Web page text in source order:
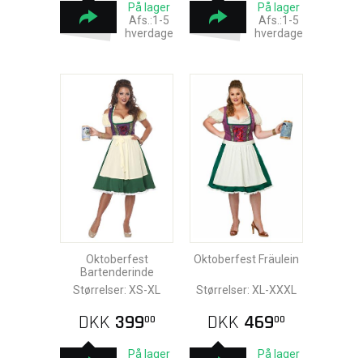
På lager
Afs.:1-5
hverdage
På lager
Afs.:1-5
hverdage
Oktoberfest
Bartenderinde
Størrelser: XS-XL
DKK 39900
På lager
Oktoberfest Fräulein
Størrelser: XL-XXXL
DKK 46900
På lager